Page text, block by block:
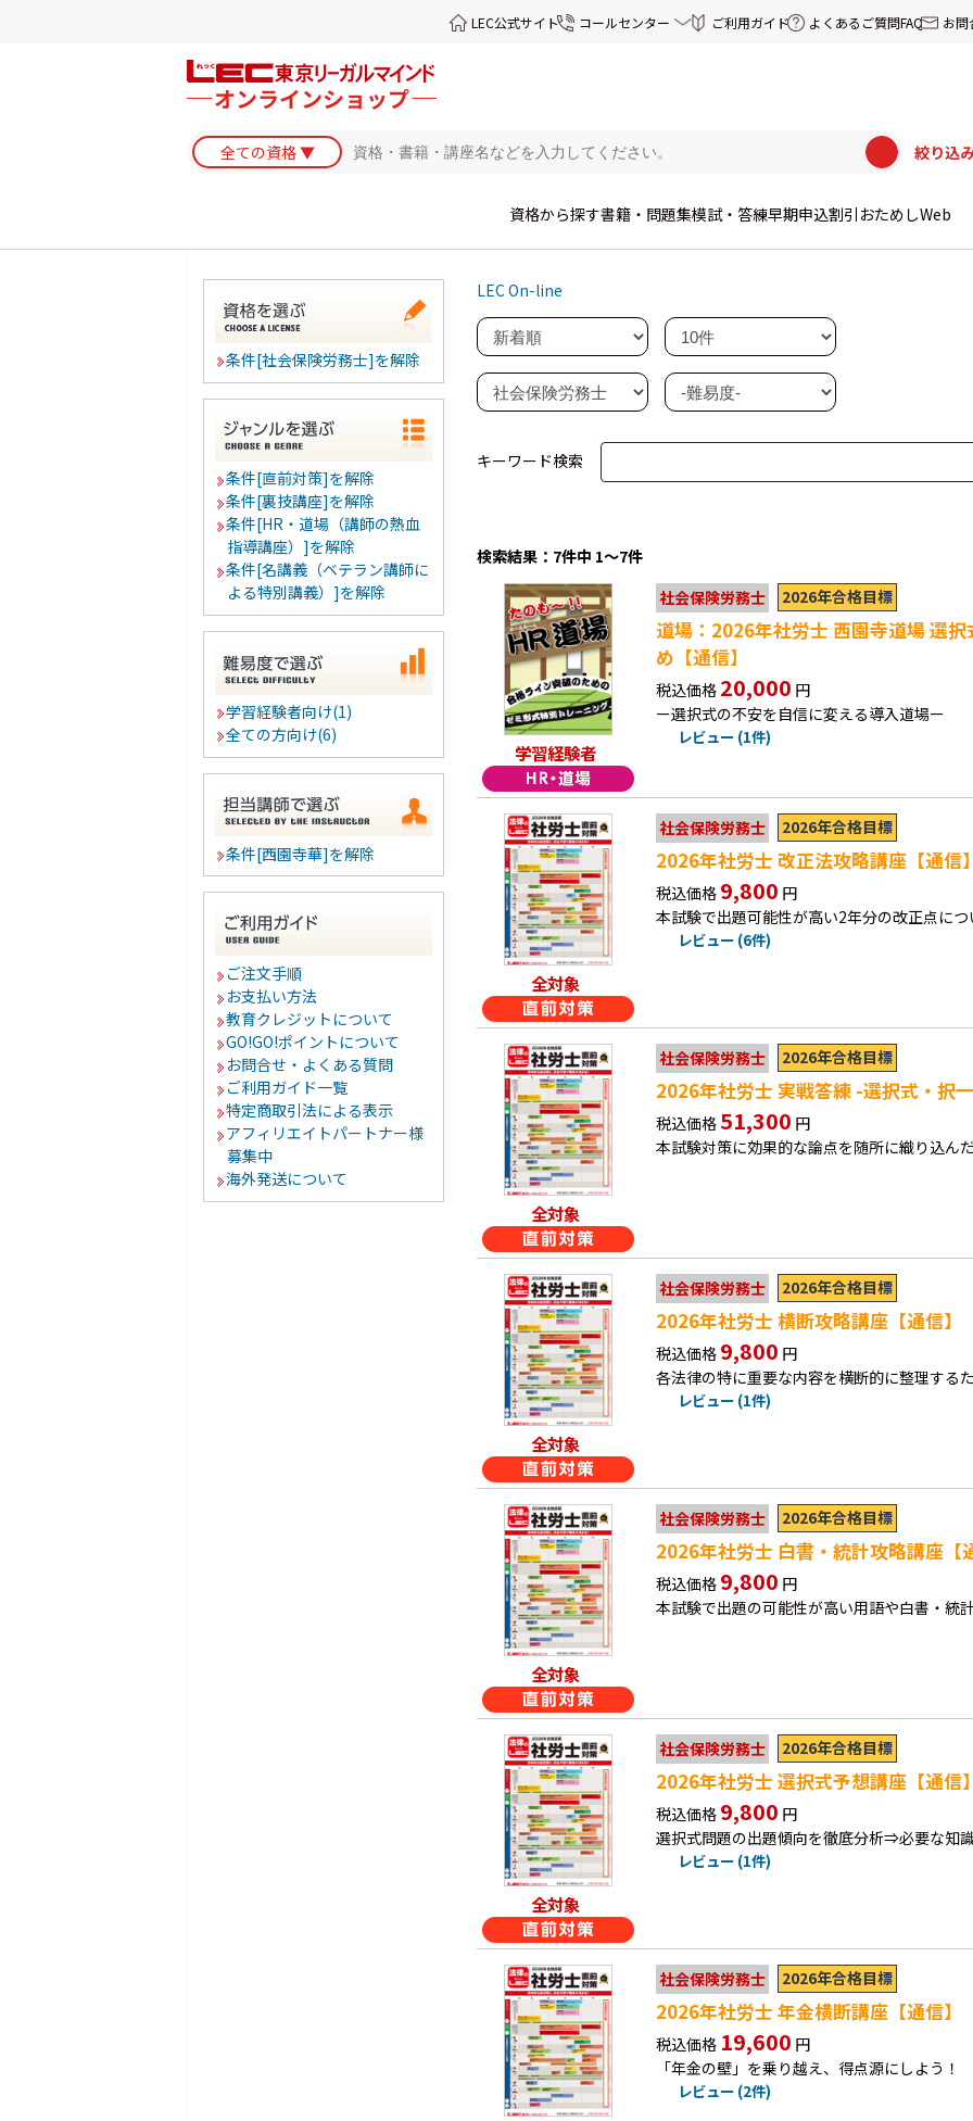
LEC公式サイト コールセンター ご利用ガイド よくあるご質問FAQ お問
絞り込
資格から探す書籍・問題集模試・答練早期申込割引 おためしWeb
条件[社会保険労務士]を解除
条件[直前対策]を解除
条件[裏技講座]を解除
条件[HR・道場（講師の熱血
指導講座）]を解除
条件[名講義（ベテラン講師に
よる特別講義）]を解除
学習経験者向け(1)
全ての方向け(6)
条件[西園寺華]を解除
ご注文手順
お支払い方法
教育クレジットについて
GO!GO!ポイントについて
お問合せ・よくある質問
ご利用ガイド一覧
特定商取引法による表示
アフィリエイトパートナー様
募集中
海外発送について
LEC On-line
キーワード検索
検索結果：7件中 1～7件
学習経験者
社会保険労務士 2026年合格目標
道場：2026年社労士 西園寺道場 選
め【通信】
税込価格 20,000 円
ー選択式の不安を自信に変える導入道場ー
レビュー (1件)
全対象
社会保険労務士 2026年合格目標
2026年社労士 改正法攻略講座【通信】
税込価格 9,800 円
本試験で出題可能性が高い2年分の改正点につ
レビュー (6件)
全対象
社会保険労務士 2026年合格目標
2026年社労士 実戦答練 -選択式・択一
税込価格 51,300 円
本試験対策に効果的な論点を随所に織り込ん
全対象
社会保険労務士 2026年合格目標
2026年社労士 横断攻略講座【通信】
税込価格 9,800 円
各法律の特に重要な内容を横断的に整理するた
レビュー (1件)
全対象
社会保険労務士 2026年合格目標
2026年社労士 白書・統計攻略講座【
税込価格 9,800 円
本試験で出題の可能性が高い用語や白書・統
全対象
社会保険労務士 2026年合格目標
2026年社労士 選択式予想講座【通信】
税込価格 9,800 円
選択式問題の出題傾向を徹底分析⇒必要な知
レビュー (1件)
社会保険労務士 2026年合格目標
2026年社労士 年金横断講座【通信】
税込価格 19,600 円
「年金の壁」を乗り越え、得点源にしよう！
レビュー (2件)